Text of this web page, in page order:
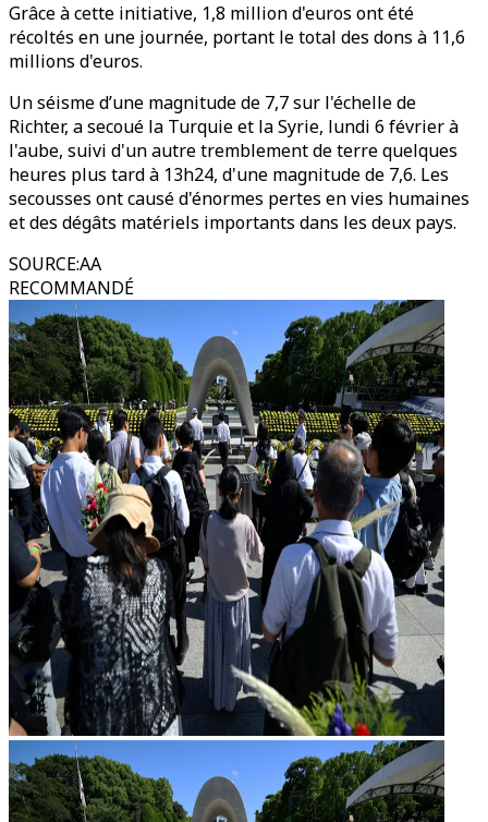
Grâce à cette initiative, 1,8 million d'euros ont été
récoltés en une journée, portant le total des dons à 11,6
millions d'euros.​​​​​​​
Un séisme d’une magnitude de 7,7 sur l'échelle de
Richter, a secoué la Turquie et la Syrie, lundi 6 février à
l'aube, suivi d'un autre tremblement de terre quelques
heures plus tard à 13h24, d'une magnitude de 7,6. Les
secousses ont causé d'énormes pertes en vies humaines
et des dégâts matériels importants dans les deux pays.
SOURCE:AA
RECOMMANDÉ